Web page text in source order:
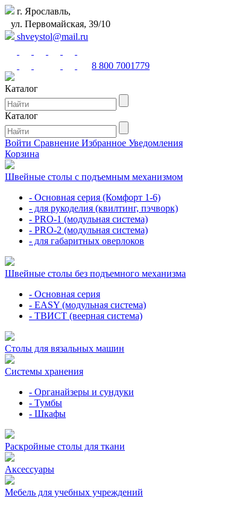
г. Ярославль,
ул. Первомайская, 39/10
shveystol@mail.ru
8 800 7001779
Каталог
Каталог
Войти Сравнение Избранное Уведомления
Корзина
Швейные столы с подъемным механизмом
- Основная серия (Комфорт 1-6)
- для рукоделия (квилтинг, пэчворк)
- PRO-1 (модульная система)
- PRO-2 (модульная система)
- для габаритных оверлоков
Швейные столы без подъемного механизма
- Основная серия
- EASY (модульная система)
- ТВИСТ (веерная система)
Столы для вязальных машин
Системы хранения
- Органайзеры и сундуки
- Тумбы
- Шкафы
Раскройные столы для ткани
Аксессуары
Мебель для учебных учреждений